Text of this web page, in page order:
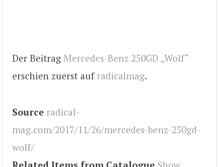
Der Beitrag Mercedes-Benz 250GD „Wolf“
erschien zuerst auf radicalmag.
Source radical-
mag.com/2017/11/26/mercedes-benz-250gd-
wolf/